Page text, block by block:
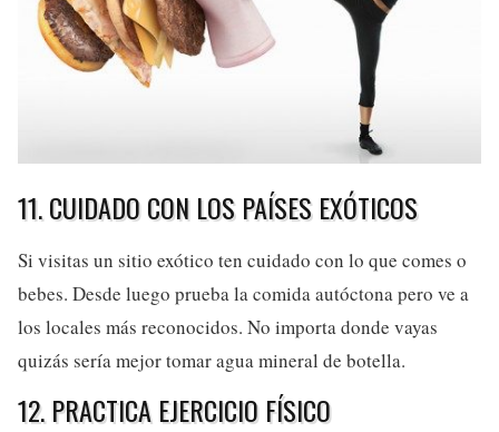
11. CUIDADO CON LOS PAÍSES EXÓTICOS
Si visitas un sitio exótico ten cuidado con lo que comes o
bebes. Desde luego prueba la comida autóctona pero ve a
los locales más reconocidos. No importa donde vayas
quizás sería mejor tomar agua mineral de botella.
12. PRACTICA EJERCICIO FÍSICO